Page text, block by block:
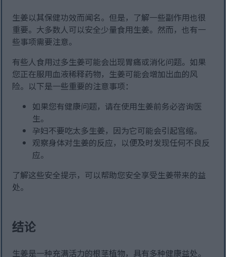
生姜以其保健功效而闻名。但是，了解一些副作用也很
重要。大多数人可以安全少量食用生姜。然而，也有一
些事项需要注意。
有些人食用过多生姜可能会出现胃痛或消化问题。如果
您正在服用血液稀释药物，生姜可能会增加出血的风
险。以下是一些重要的注意事项：
如果您有健康问题，请在使用生姜前务必咨询医
生。
孕妇不要吃太多生姜，因为它可能会引起宫缩。
观察身体对生姜的反应，以便及时发现任何不良反
应。
了解这些安全提示，可以帮助您安全享受生姜带来的益
处。
结论
生姜是一种充满活力的根茎植物，具有多种健康益处。